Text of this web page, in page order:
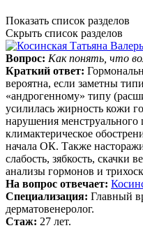
Показать список разделов
Скрыть список разделов
Вопрос: Как понять, что
Краткий ответ:
вероятна, если заметны
«андрогенному» типу
усилилась жирность кожи
нарушения менструального
климактерическое
начала ОК. Также
слабость, зябкость, скачки
анализы гормонов и
На вопрос отвечает:
Специализация: Главный
дерматовенеролог.
Стаж: 27 лет.